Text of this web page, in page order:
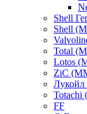
Shell
Shell
Total
Lotos
ZiC
Totachi
FF